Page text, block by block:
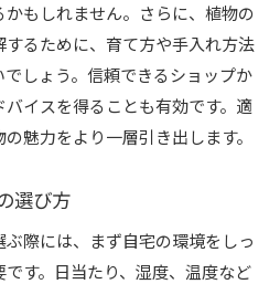
もしれません。さらに、植物の
るために、育て方や手入れ方法
しょう。信頼できるショップか
イスを得ることも有効です。適
魅力をより一層引き出します。
選び方
際には、まず自宅の環境をしっ
す。日当たり、湿度、温度など